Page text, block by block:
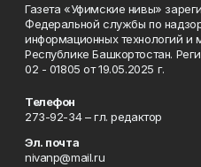
Газета «Уфимские нивы»
Федеральной службы по
информационных технологий
Республике Башкортостан.
02 - 01805 от 19.05.2025 г.
Телефон
273-92-34 – гл. редактор
Эл. почта
nivanp@mail.ru